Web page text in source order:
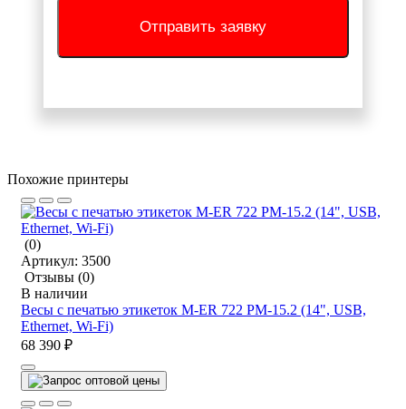
Отправить заявку
Похожие принтеры
(0)
Артикул: 3500
Отзывы (0)
В наличии
Весы с печатью этикеток M-ER 722 PM-15.2 (14", USB,
Ethernet, Wi-Fi)
68 390 ₽